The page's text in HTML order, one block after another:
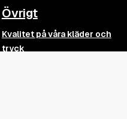
Övrigt
Kvalitet på våra kläder och
tryck